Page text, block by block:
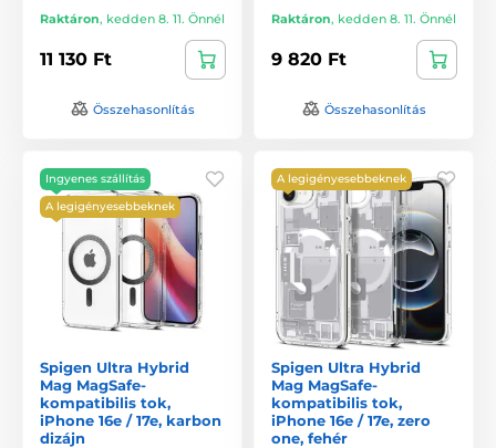
Raktáron, kedden 8. 11. Önnél
11 130 Ft
Összehasonlítás
Raktáron, kedden 8. 11. Önnél
9 820 Ft
Összehasonlítás
Ingyenes szállítás
A legigényesebbeknek
Spigen Ultra Hybrid
Mag MagSafe-
kompatibilis tok,
iPhone 16e / 17e, karbon
dizájn
A legigényesebbeknek
Spigen Ultra Hybrid
Mag MagSafe-
kompatibilis tok,
iPhone 16e / 17e, zero
one, fehér